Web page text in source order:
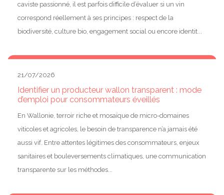
caviste passionné, il est parfois difficile d’évaluer si un vin
correspond réellement à ses principes : respect de la
biodiversité, culture bio, engagement social ou encore identit...
21/07/2026
Identifier un producteur wallon transparent : mode
d’emploi pour consommateurs éveillés
En Wallonie, terroir riche et mosaïque de micro-domaines
viticoles et agricoles, le besoin de transparence n’a jamais été
aussi vif. Entre attentes légitimes des consommateurs, enjeux
sanitaires et bouleversements climatiques, une communication
transparente sur les méthodes...